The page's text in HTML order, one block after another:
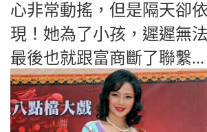
心非常動搖，但是隔天卻
現！她為了小孩，遲遲無
最後也就跟富商斷了聯繫...